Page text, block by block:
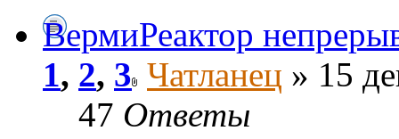
ВермиРеактор
1, 2, 3 Чатланец » 15
47 Ответы